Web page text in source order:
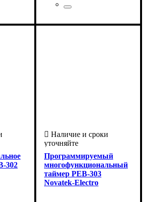
302
Программируемый
многофункциональный
таймер РЕВ-303
Novatek-Electro